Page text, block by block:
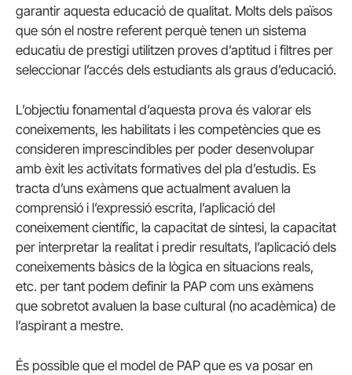
garantir aquesta educació de qualitat. Molts dels països
que són el nostre referent perquè tenen un sistema
educatiu de prestigi utilitzen proves d’aptitud i filtres per
seleccionar l’accés dels estudiants als graus d’educació.
L’objectiu fonamental d’aquesta prova és valorar els
coneixements, les habilitats i les competències que es
consideren imprescindibles per poder desenvolupar
amb èxit les activitats formatives del pla d’estudis. Es
tracta d’uns exàmens que actualment avaluen la
comprensió i l’expressió escrita, l’aplicació del
coneixement científic, la capacitat de síntesi, la capacitat
per interpretar la realitat i predir resultats, l’aplicació dels
coneixements bàsics de la lògica en situacions reals,
etc. per tant podem definir la PAP com uns exàmens
que sobretot avaluen la base cultural (no acadèmica) de
l’aspirant a mestre.
És possible que el model de PAP que es va posar en